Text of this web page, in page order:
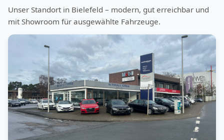
Unser Standort in Bielefeld – modern, gut erreichbar und
mit Showroom für ausgewählte Fahrzeuge.